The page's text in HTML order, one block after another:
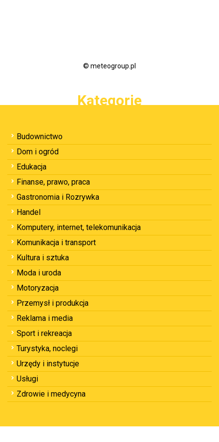
© meteogroup.pl
Kategorie
Budownictwo
Dom i ogród
Edukacja
Finanse, prawo, praca
Gastronomia i Rozrywka
Handel
Komputery, internet, telekomunikacja
Komunikacja i transport
Kultura i sztuka
Moda i uroda
Motoryzacja
Przemysł i produkcja
Reklama i media
Sport i rekreacja
Turystyka, noclegi
Urzędy i instytucje
Usługi
Zdrowie i medycyna